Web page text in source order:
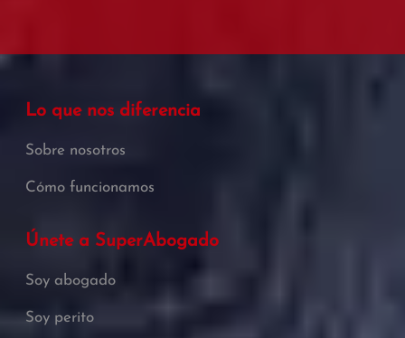
Lo que nos diferencia
Sobre nosotros
Cómo funcionamos
Únete a SuperAbogado
Soy abogado
Soy perito